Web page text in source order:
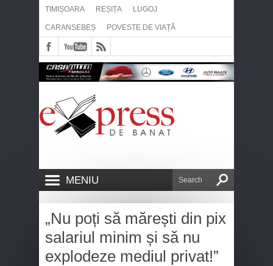
TIMIȘOARA REȘIȚA LUGOJ
CARANSEBEȘ POVESTE DE VIAȚĂ
MENIU
„Nu poți să mărești din pix
salariul minim și să nu
explodeze mediul privat!”